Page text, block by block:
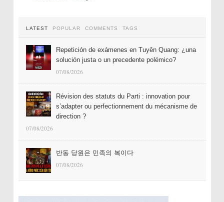
LATEST POPULAR COMMENTS TAGS
Repetición de exámenes en Tuyên Quang: ¿una
solución justa o un precedente polémico?
07/08/2026
Révision des statuts du Parti : innovation pour
s’adapter ou perfectionnement du mécanisme de
direction ?
07/08/2026
반동 당원은 민족의 복이다
07/08/2026